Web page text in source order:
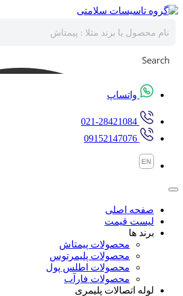
پرش
محتوا
Search
واتساپ
021-28421084
09152147076
صفحه اصلی
لیست قیمت
برند ها
محصولات پیمتاش
محصولات پلیمرتوس
محصولات اطلس پول
محصولات فارآب
لوله اتصالات پلیمری